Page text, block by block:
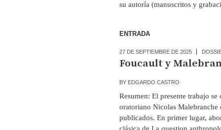
su autoría (manuscritos y
ENTRADA
27 DE SEPTIEMBRE DE 2025
Foucault y
BY EDGARDO CASTRO
Resumen: El presente trabajo
oratoriano Nicolas
publicados. En primer lugar,